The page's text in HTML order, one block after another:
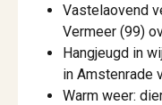
Vastelaovend
Vermeer (99)
Hangjeugd in
in Amstenrade
Warm weer: